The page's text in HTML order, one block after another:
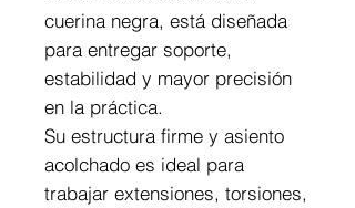
cuerina negra, está diseñada
para entregar soporte,
estabilidad y mayor precisión
en la práctica.
Su estructura firme y asiento
acolchado es ideal para
trabajar extensiones, torsiones,